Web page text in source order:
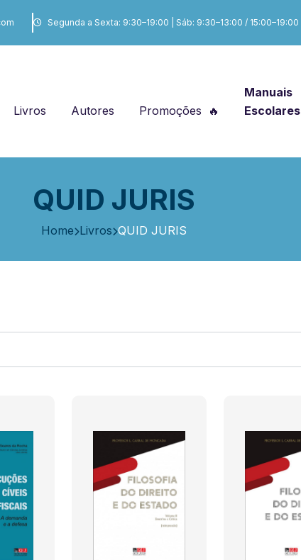
Segunda a Sexta: 9:30–19:00 | Sáb: 9:30–13:00 / 15:00–19:00
Livros Autores Promoções
Manuais
Escolares
QUID JURIS
Home Livros QUID JURIS